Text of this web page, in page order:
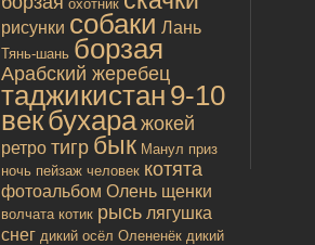
охотник
рисунки собаки Лань
Тянь-шань борзая
Арабский жеребец
таджикистан 9-10
векбухара жокей
ретро тигр бык Манул приз
ночь пейзаж человек котята
фотоальбом Олень щенки
волчата котик рысь лягушка
снег дикий осёл Олененёк дикий